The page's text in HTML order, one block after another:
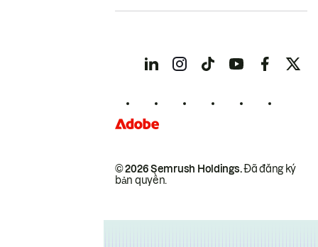
© 2026 Semrush Holdings.Đã đăng ký
bản quyền.